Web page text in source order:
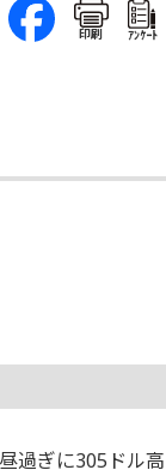
印刷 ｱﾝｹｰﾄ
過ぎに305ドル高